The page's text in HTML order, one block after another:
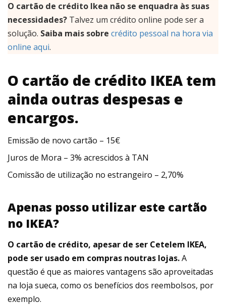
O cartão de crédito Ikea não se enquadra às suas
necessidades? Talvez um crédito online pode ser a
solução. Saiba mais sobre crédito pessoal na hora via
online aqui.
O cartão de crédito IKEA tem
ainda outras despesas e
encargos.
Emissão de novo cartão – 15€
Juros de Mora – 3% acrescidos à TAN
Comissão de utilização no estrangeiro – 2,70%
Apenas posso utilizar este cartão
no IKEA?
O cartão de crédito, apesar de ser Cetelem IKEA,
pode ser usado em compras noutras lojas.A
questão é que as maiores vantagens são aproveitadas
na loja sueca, como os benefícios dos reembolsos, por
exemplo.